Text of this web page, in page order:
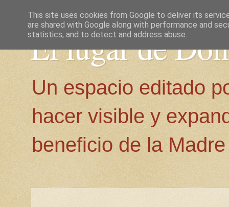
El lugar de
Un espacio editado
hacer visible y
beneficio de la
This site uses cookies from Google to deliver its
are shared with Google along with performance and
statistics, and to detect and address abuse.